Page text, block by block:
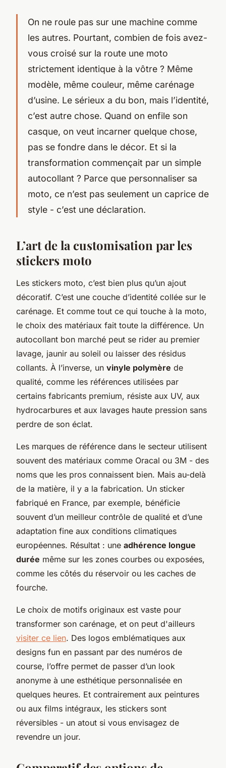
On ne roule pas sur une machine comme
les autres. Pourtant, combien de fois avez-
vous croisé sur la route une moto
strictement identique à la vôtre ? Même
modèle, même couleur, même carénage
d’usine. Le sérieux a du bon, mais l’identité,
c’est autre chose. Quand on enfile son
casque, on veut incarner quelque chose,
pas se fondre dans le décor. Et si la
transformation commençait par un simple
autocollant ? Parce que personnaliser sa
moto, ce n’est pas seulement un caprice de
style - c’est une déclaration.
L’art de la customisation par les
stickers moto
Les stickers moto, c’est bien plus qu’un ajout
décoratif. C’est une couche d’identité collée sur le
carénage. Et comme tout ce qui touche à la moto,
le choix des matériaux fait toute la différence. Un
autocollant bon marché peut se rider au premier
lavage, jaunir au soleil ou laisser des résidus
collants. À l’inverse, un vinyle polymère de
qualité, comme les références utilisées par
certains fabricants premium, résiste aux UV, aux
hydrocarbures et aux lavages haute pression sans
perdre de son éclat.
Les marques de référence dans le secteur utilisent
souvent des matériaux comme Oracal ou 3M - des
noms que les pros connaissent bien. Mais au-delà
de la matière, il y a la fabrication. Un sticker
fabriqué en France, par exemple, bénéficie
souvent d’un meilleur contrôle de qualité et d’une
adaptation fine aux conditions climatiques
européennes. Résultat : une adhérence longue
durée même sur les zones courbes ou exposées,
comme les côtés du réservoir ou les caches de
fourche.
Le choix de motifs originaux est vaste pour
transformer son carénage, et on peut d'ailleurs
visiter ce lien. Des logos emblématiques aux
designs fun en passant par des numéros de
course, l’offre permet de passer d’un look
anonyme à une esthétique personnalisée en
quelques heures. Et contrairement aux peintures
ou aux films intégraux, les stickers sont
réversibles - un atout si vous envisagez de
revendre un jour.